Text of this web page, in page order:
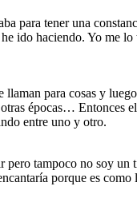
para tener una
ido haciendo. Yo me
para cosas y
épocas… Entonces
entre uno y otro.
tampoco no soy un
porque es como